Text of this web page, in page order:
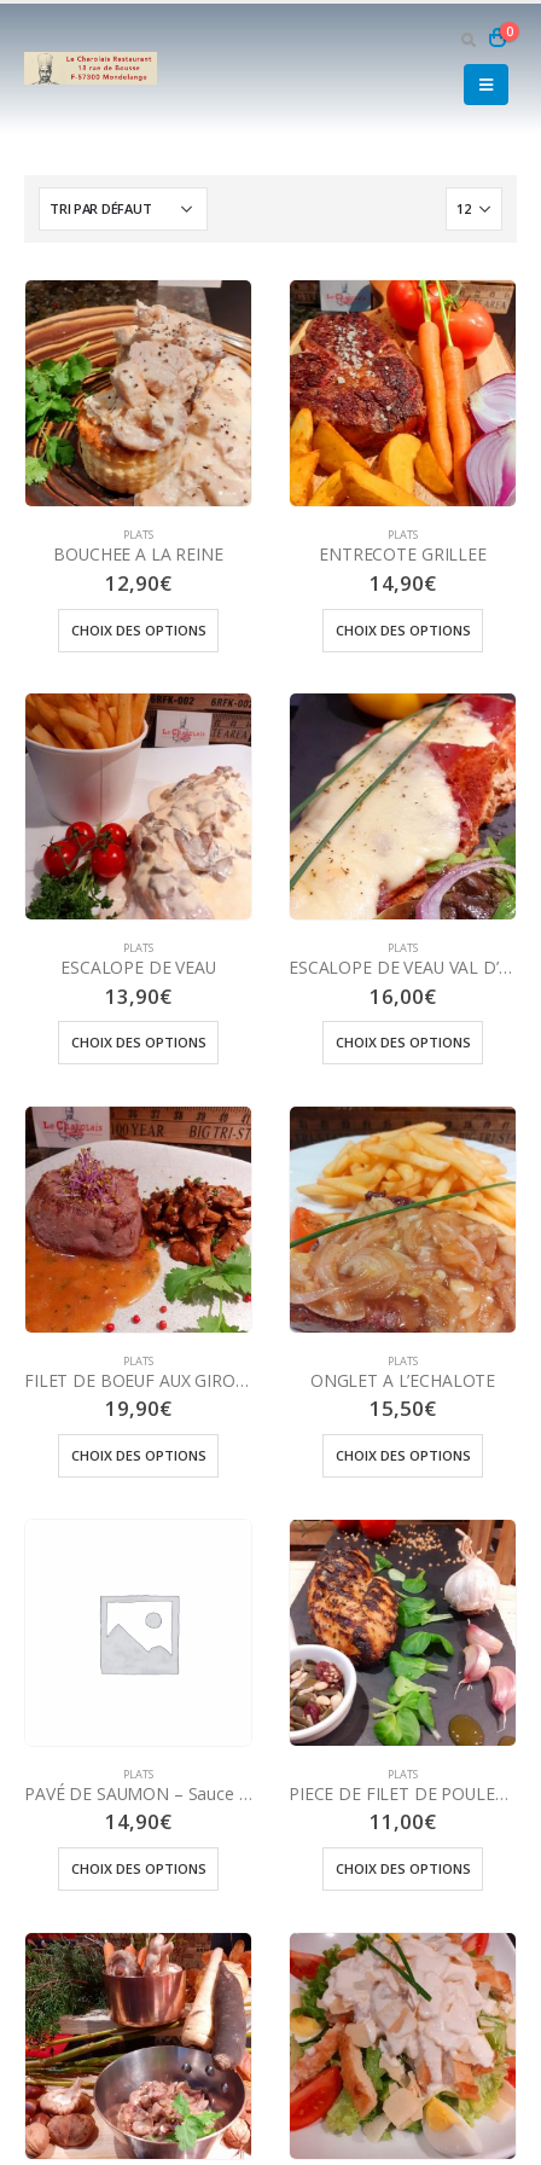
0
PLATS
BOUCHEE A LA REINE
12,90€
CHOIX DES OPTIONS
PLATS
ENTRECOTE GRILLEE
14,90€
CHOIX DES OPTIONS
PLATS
ESCALOPE DE VEAU
13,90€
CHOIX DES OPTIONS
PLATS
ESCALOPE DE VEAU VAL D’AOSTA
16,00€
CHOIX DES OPTIONS
PLATS
FILET DE BOEUF AUX GIROLLES
19,90€
CHOIX DES OPTIONS
PLATS
ONGLET A L’ECHALOTE
15,50€
CHOIX DES OPTIONS
PLATS
PAVÉ DE SAUMON – Sauce Crème Basilic
14,90€
CHOIX DES OPTIONS
PLATS
PIECE DE FILET DE POULET BIO, ROTI
11,00€
CHOIX DES OPTIONS